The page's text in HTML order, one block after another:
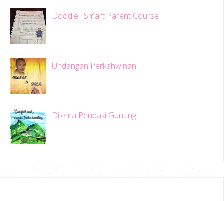
Doodle : Smart Parent Course
Undangan Perkahwinan
Dilema Pendaki Gunung